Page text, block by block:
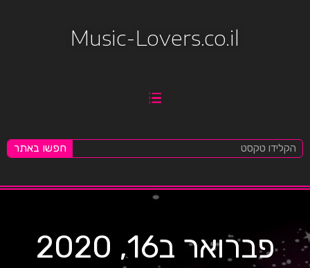
Music-Lovers.co.il
חפשו באתר
פברואר ב16, 2020